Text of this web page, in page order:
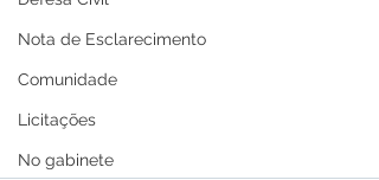
Nota de Esclarecimento
Comunidade
Licitações
No gabinete